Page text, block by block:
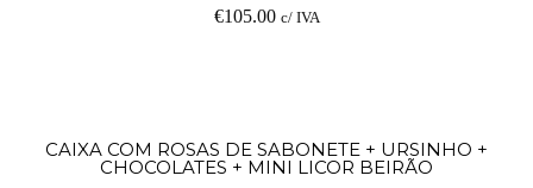
€105.00 c/ IVA
CAIXA COM ROSAS DE SABONETE + URSINHO +
CHOCOLATES + MINI LICOR BEIRÃO